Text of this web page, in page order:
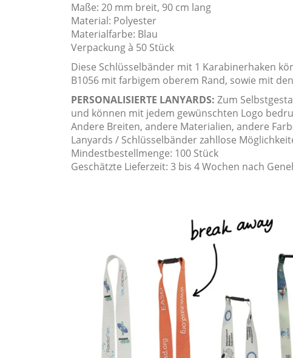
Maße: 20 mm breit, 90 cm lang
Material: Polyester
Materialfarbe: Blau
Verpackung à 50 Stück
Diese Schlüsselbänder mit 1 Karabinerhaken
B1056 mit farbigem oberem Rand, sowie mit
PERSONALISIERTE LANYARDS: Zum
und können mit jedem gewünschten Logo
Andere Breiten, andere Materialien, andere
Lanyards / Schlüsselbänder zahllose
Mindestbestellmenge: 100 Stück
Geschätzte Lieferzeit: 3 bis 4 Wochen nach